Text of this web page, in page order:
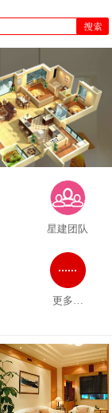
星建团队
更多…